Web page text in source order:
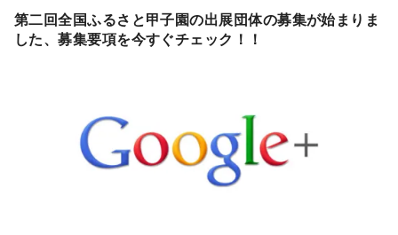
第二回全国ふるさと甲子園の出展団体の募集が始まりま
した、募集要項を今すぐチェック！！